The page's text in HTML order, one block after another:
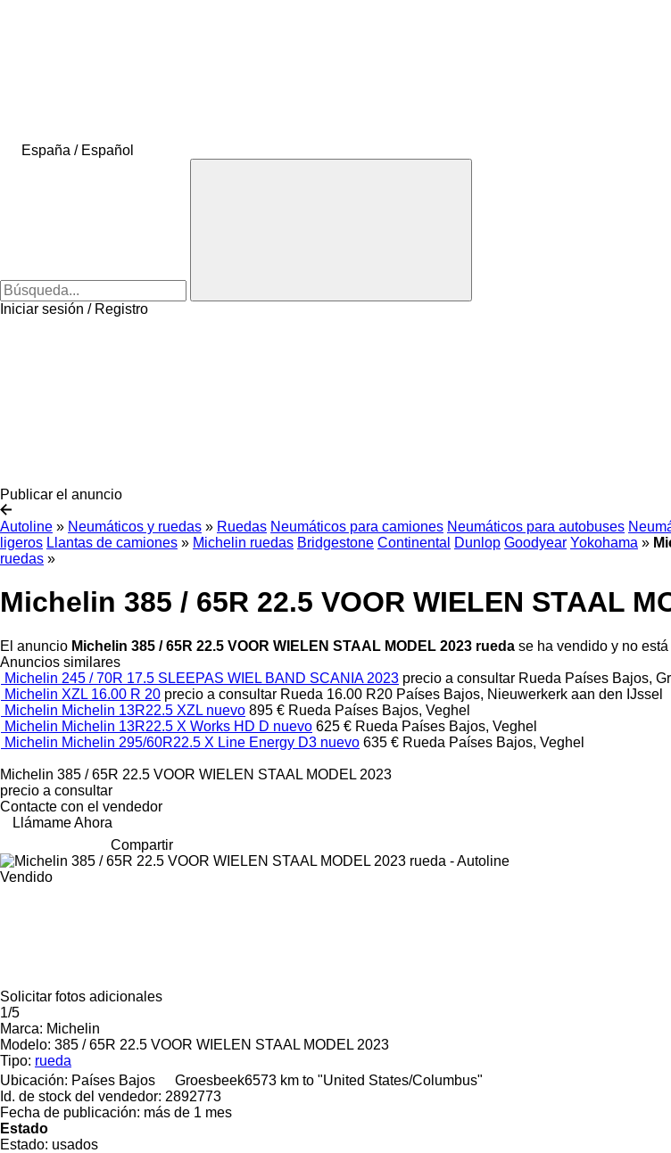
España / Español
Iniciar sesión / Registro
Publicar el anuncio
Autoline » Neumáticos y ruedas » Ruedas Neumáticos para camiones Neumáticos para autobuses
ligeros Llantas de camiones » Michelin ruedas Bridgestone Continental Dunlop Goodyear Yokohama »
ruedas »
Michelin 385 / 65R 22.5 VOOR WIELEN STAAL
El anuncio Michelin 385 / 65R 22.5 VOOR WIELEN STAAL MODEL 2023 rueda se ha vendido y no
Anuncios similares
Michelin 245 / 70R 17.5 SLEEPAS WIEL BAND SCANIA 2023 precio a consultar Rueda Países Bajos,
Michelin XZL 16.00 R 20 precio a consultar Rueda 16.00 R20 Países Bajos, Nieuwerkerk aan den IJssel
Michelin Michelin 13R22.5 XZL nuevo 895 € Rueda Países Bajos, Veghel
Michelin Michelin 13R22.5 X Works HD D nuevo 625 € Rueda Países Bajos, Veghel
Michelin Michelin 295/60R22.5 X Line Energy D3 nuevo 635 € Rueda Países Bajos, Veghel
Michelin 385 / 65R 22.5 VOOR WIELEN STAAL MODEL 2023
precio a consultar
Contacte con el vendedor
Llámame Ahora
Compartir
Vendido
Solicitar fotos adicionales
1/5
Marca: Michelin
Modelo: 385 / 65R 22.5 VOOR WIELEN STAAL MODEL 2023
Tipo: rueda
Ubicación: Países Bajos Groesbeek6573 km to "United States/Columbus"
Id. de stock del vendedor: 2892773
Fecha de publicación: más de 1 mes
Estado
Estado: usados